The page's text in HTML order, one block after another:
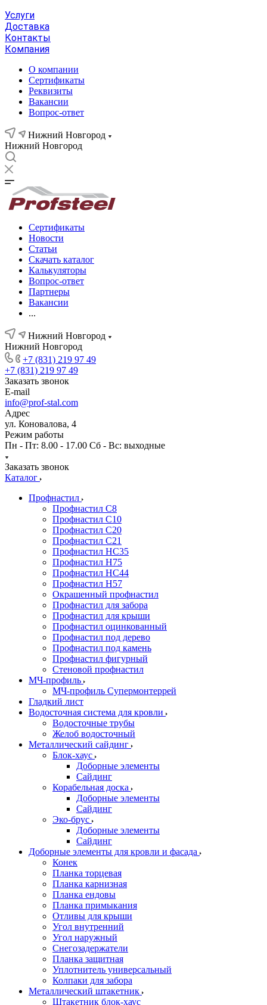
Услуги
Доставка
Контакты
Компания
О компании
Сертификаты
Реквизиты
Вакансии
Вопрос-ответ
Нижний Новгород
Нижний Новгород
Сертификаты
Новости
Статьи
Скачать каталог
Калькуляторы
Вопрос-ответ
Партнеры
Вакансии
...
Нижний Новгород
Нижний Новгород
+7 (831) 219 97 49
+7 (831) 219 97 49
Заказать звонок
E-mail
info@prof-stal.com
Адрес
ул. Коновалова, 4
Режим работы
Пн - Пт: 8.00 - 17.00 Сб - Вс: выходные
Заказать звонок
Каталог
Профнастил
Профнастил С8
Профнастил С10
Профнастил С20
Профнастил С21
Профнастил НС35
Профнастил Н75
Профнастил HC44
Профнастил Н57
Окрашенный профнастил
Профнастил для забора
Профнастил для крыши
Профнастил оцинкованный
Профнастил под дерево
Профнастил под камень
Профнастил фигурный
Стеновой профнастил
МЧ-профиль
МЧ-профиль Супермонтеррей
Гладкий лист
Водосточная система для кровли
Водосточные трубы
Желоб водосточный
Металлический сайдинг
Блок-хаус
Доборные элементы
Сайдинг
Корабельная доска
Доборные элементы
Сайдинг
Эко-брус
Доборные элементы
Сайдинг
Доборные элементы для кровли и фасада
Конек
Планка торцевая
Планка карнизная
Планка ендовы
Планка примыкания
Отливы для крыши
Угол внутренний
Угол наружный
Снегозадержатели
Планка защитная
Уплотнитель универсальный
Колпаки для забора
Металлический штакетник
Штакетник блок-хаус